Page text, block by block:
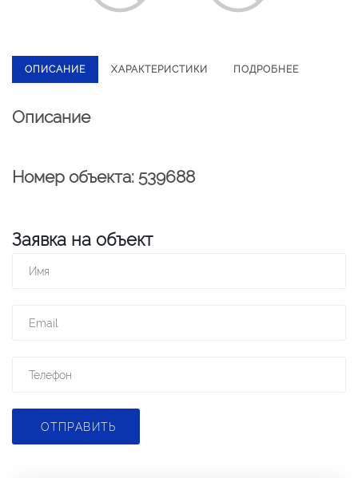
ОПИСАНИЕ ХАРАКТЕРИСТИКИ ПОДРОБНЕЕ
Описание
Номер объекта: 539688
Заявка на объект
ОТПРАВИТЬ